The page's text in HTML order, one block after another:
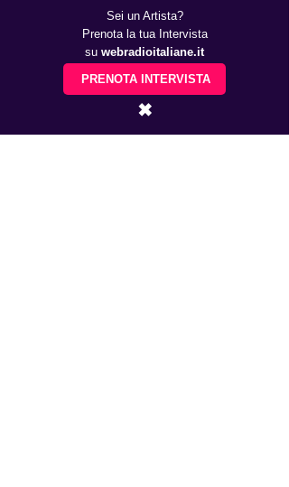
Sei un Artista?
Prenota la tua Intervista
su webradioitaliane.it
PRENOTA INTERVISTA
✖